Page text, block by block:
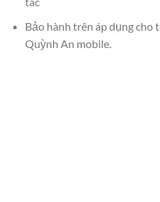
Bảo hành trên áp dụng
Quỳnh An mobile.